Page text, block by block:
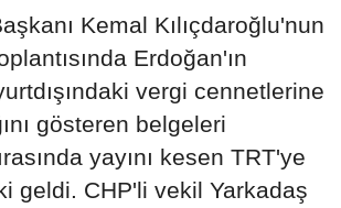
Kemal Kılıçdaroğlu'nun
Erdoğan'ın
vergi cennetlerine
gösteren belgeleri
yayını kesen TRT'ye
geldi. CHP'li vekil Yarkadaş